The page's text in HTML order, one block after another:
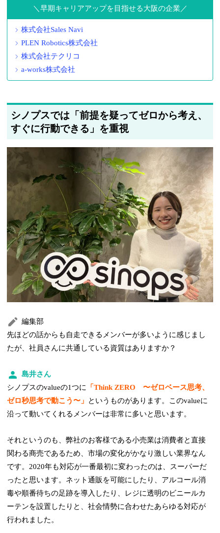
早期キャリアアップを目指せる大阪の企業
株式会社Sales Navi
PLEN Robotics株式会社
株式会社テクリコ
a-works株式会社
シノプスでは「前提を疑ってゼロから考え、
すぐに行動できる」を重視
編集部
先ほどの話からも自走できるメンバーが多いように感じまし
たが、社員さんに共通している資質はありますか？
島井さん
シノプスのvalueの1つに
「Think ZERO 〜ゼロベース思考、
ゼロ秒思考で動こう〜」
というものがあります。このvalueに
沿って動いてくれるメンバーは非常に多いと思います。
それというのも、弊社のお客様である小売業は消費者と直接
関わる商売であるため、市場の変化がかなり激しい業界なん
です。2020年も対応が一番最初に変わったのは、スーパーだ
ったと思います。ネット通販を可能にしたり、アルコール消
毒や順番待ちの足跡を導入したり、レジに透明のビニールカ
ーテンを設置したりと、社会情勢に合わせたあらゆる対応が
行われました。